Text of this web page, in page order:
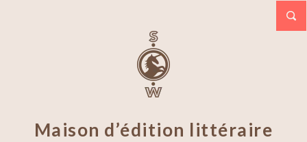
Maison d’édition littéraire